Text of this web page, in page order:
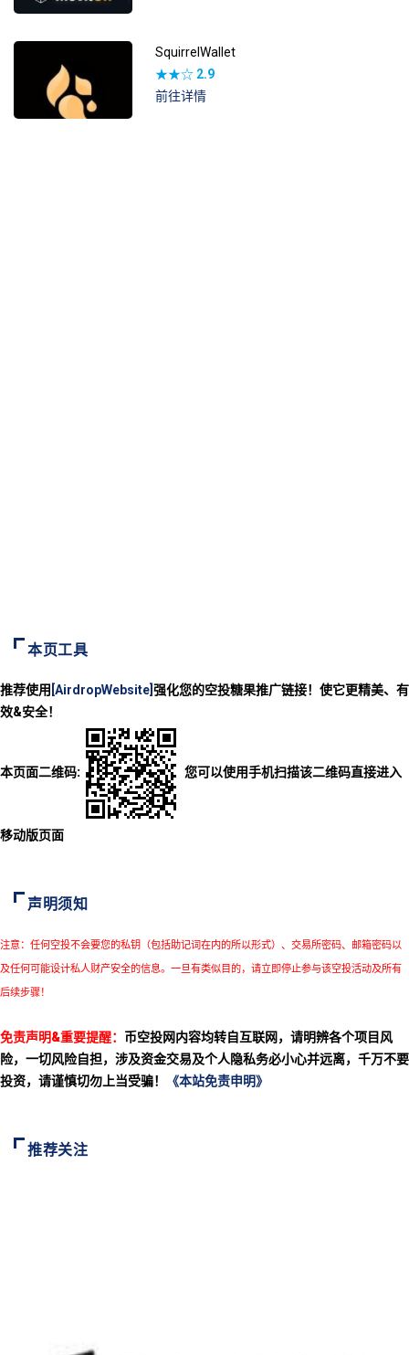
SquirrelWallet
★★☆ 2.9
前往详情
本页工具
推荐使用 [AirdropWebsite] 强化您的空投糖果推广链接！使它更精美、有
效&安全！
本页面二维码: 您可以使用手机扫描该二维码直接进入
移动版页面
声明须知
注意：任何空投不会要您的私钥（包括助记词在内的所以形式）、交易所密码、邮箱密码以
及任何可能设计私人财产安全的信息。一旦有类似目的，请立即停止参与该空投活动及所有
后续步骤！
免责声明&重要提醒： 币空投网内容均转自互联网，请明辨各个项目风
险，一切风险自担，涉及资金交易及个人隐私务必小心并远离，千万不要
投资，请谨慎切勿上当受骗！
《本站免责申明》
推荐关注